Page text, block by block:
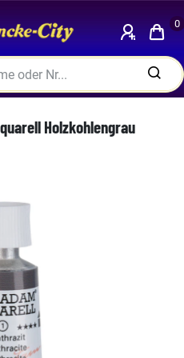
0
Holzkohlengrau